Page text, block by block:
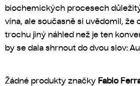
biochemických procesech
vína, ale současně si uvědomil, že
trochu jiný náhled než je ten
by se dala shrnout do dvou slov:
Žádné produkty značky Fabio